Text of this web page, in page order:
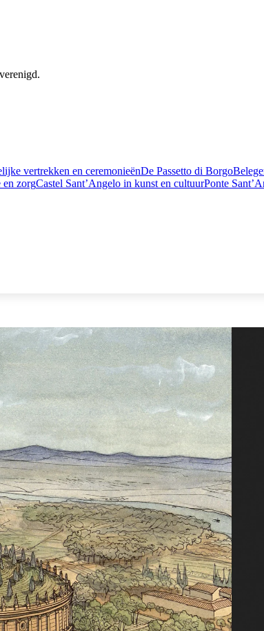
vertrekken en ceremonieënDe Passetto di Borgo
en zorgCastel Sant’Angelo in kunst en cultuurPonte